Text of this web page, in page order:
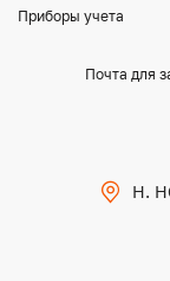
Приборы учета
Почта для
Н.